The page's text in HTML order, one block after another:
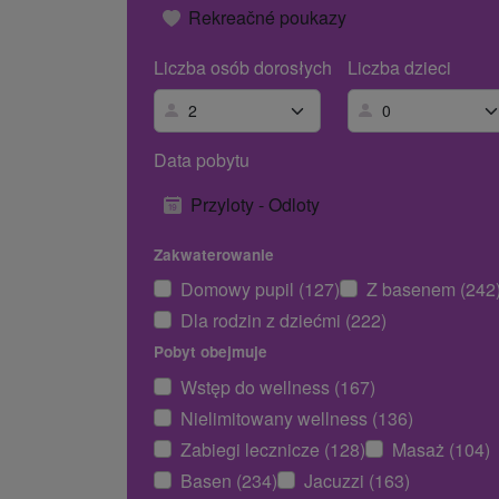
Rekreačné poukazy
Liczba osób dorosłych
Liczba dzieci
Data pobytu
Przyloty - Odloty
Zakwaterowanie
Domowy pupil (127)
Z basenem
Dla rodzin z dziećmi (222)
Pobyt obejmuje
Wstęp do wellness (167)
Nielimitowany wellness (136)
Zabiegi lecznicze (128)
Masaż (104)
Basen (234)
Jacuzzi (163)